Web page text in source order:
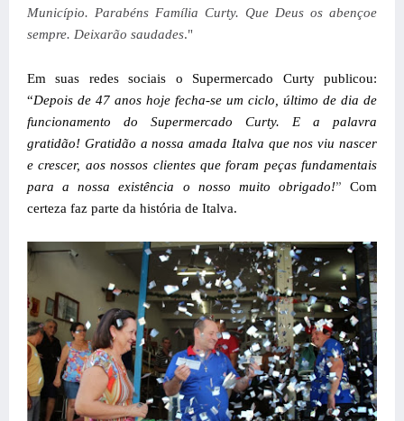
Município. Parabéns Família Curty. Que Deus os abençoe
sempre. Deixarão saudades."
Em suas redes sociais o Supermercado Curty publicou:
“Depois de 47 anos hoje fecha-se um ciclo, último de dia de
funcionamento do Supermercado Curty. E a palavra
gratidão! Gratidão a nossa amada Italva que nos viu nascer
e crescer, aos nossos clientes que foram peças fundamentais
para a nossa existência o nosso muito obrigado!”
Com
certeza faz parte da história de Italva.